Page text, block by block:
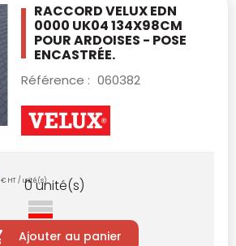
RACCORD VELUX EDN
0000 UK04 134X98CM
POUR ARDOISES - POSE
ENCASTRÉE.
Référence : 060382
€ HT / unité(s)
0unité(s)
Ajouter au panier